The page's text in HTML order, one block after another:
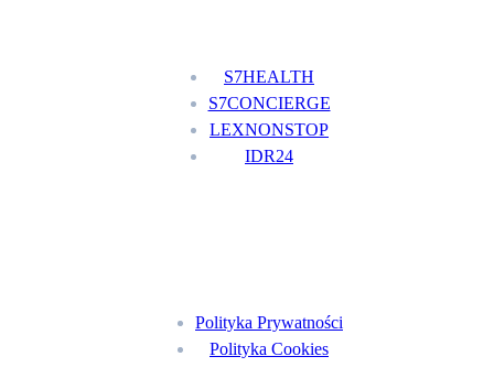
S7HEALTH
S7CONCIERGE
LEXNONSTOP
IDR24
Polityka Prywatności
Polityka Cookies